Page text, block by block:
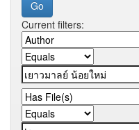
Current filters: